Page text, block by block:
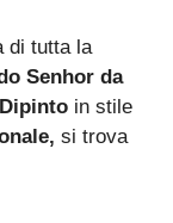
di tutta la
Senhor da
Dipinto in stile
si trova